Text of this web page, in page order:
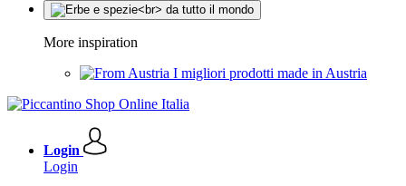
More inspiration
I migliori prodotti made in Austria
Login
Login